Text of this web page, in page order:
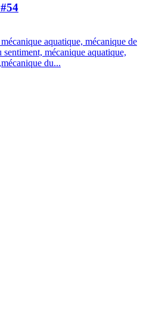
aquatique, mécanique de
sentiment, mécanique aquatique,
du...